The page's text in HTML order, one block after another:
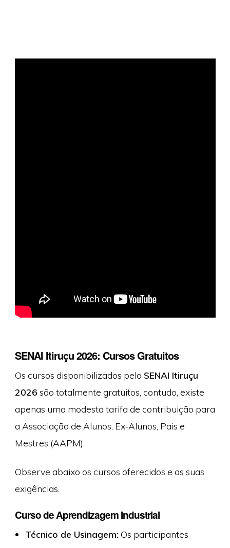
SENAI Itiruçu 2026: Cursos Gratuitos
Os cursos disponibilizados pelo SENAI Itiruçu
2026 são totalmente gratuitos, contudo, existe
apenas uma modesta tarifa de contribuição para
a Associação de Alunos, Ex-Alunos, Pais e
Mestres (AAPM).
Observe abaixo os cursos oferecidos e as suas
exigências.
Curso de Aprendizagem Industrial
Técnico de Usinagem: Os participantes